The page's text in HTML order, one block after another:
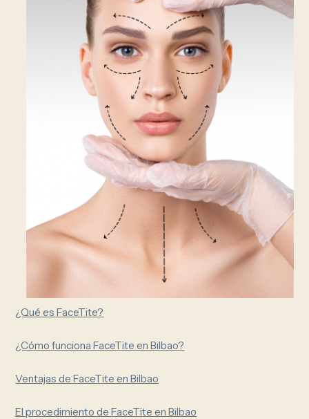
¿Qué es FaceTite?
¿Cómo funciona FaceTite en Bilbao?
Ventajas de FaceTite en Bilbao
El procedimiento de FaceTite en Bilbao